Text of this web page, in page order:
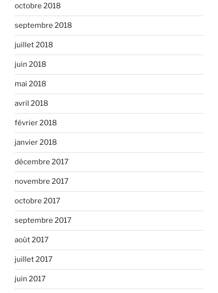
octobre 2018
septembre 2018
juillet 2018
juin 2018
mai 2018
avril 2018
février 2018
janvier 2018
décembre 2017
novembre 2017
octobre 2017
septembre 2017
août 2017
juillet 2017
juin 2017